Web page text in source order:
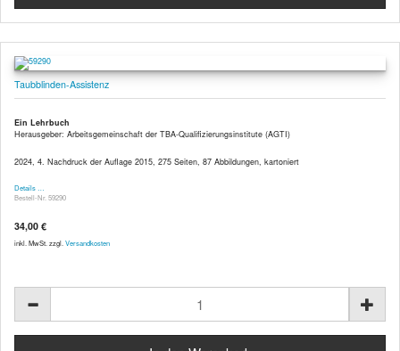
Taubblinden-Assistenz
Ein Lehrbuch
Herausgeber: Arbeitsgemeinschaft der TBA-Qualifizierungsinstitute (AGTI)
2024, 4. Nachdruck der Auflage 2015, 275 Seiten, 87 Abbildungen, kartoniert
Details …
Bestell-Nr. 59290
34,00 €
inkl. MwSt. zzgl. Versandkosten